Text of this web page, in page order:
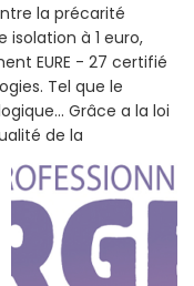
la précarité
isolation à 1 euro,
EURE - 27 certifié
Tel que le
Grâce a la loi
de la